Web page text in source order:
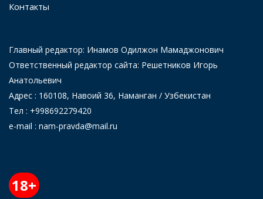
Контакты
Главный редактор: Инамов Одилжон Мамаджонович
Ответственный редактор сайта: Решетников Игорь
Анатольевич
Адрес : 160108, Навоий 36, Наманган / Узбекистан
Тел : +998692279420
e-mail : nam-pravda@mail.ru
18+